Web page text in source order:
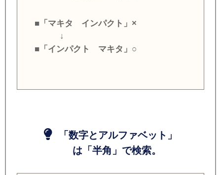
■「マキタ インパクト」×
↓
■「インパクト マキタ」○
「数字とアルファベット」
は「半角」で検索。